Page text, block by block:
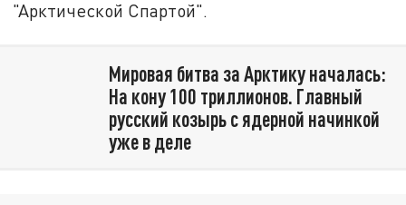
"Арктической Спартой".
Мировая битва за Арктику началась:
На кону 100 триллионов. Главный
русский козырь с ядерной начинкой
уже в деле